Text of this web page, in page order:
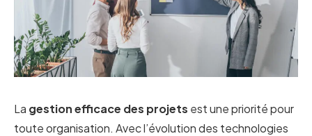
La gestion efficace des projets est une priorité pour
toute organisation. Avec l’évolution des technologies